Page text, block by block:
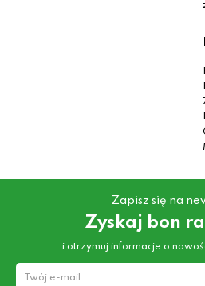
Zapisz się na
Zyskaj bon
i otrzymuj informacje o